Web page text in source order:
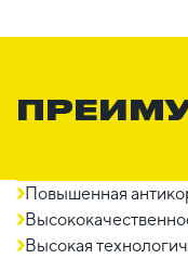
Повышенная
Высокая